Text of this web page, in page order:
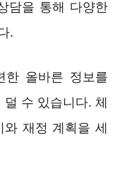
담을 통해 다양한
.
한 올바른 정보를
수 있습니다. 체
와 재정 계획을 세